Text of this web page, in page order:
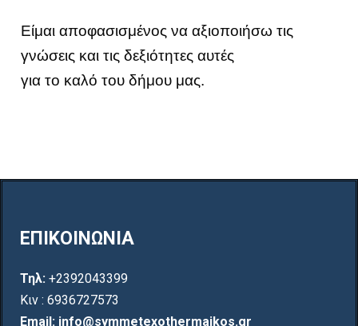
Είμαι αποφασισμένος να αξιοποιήσω τις
γνώσεις και τις δεξιότητες αυτές
για το καλό του δήμου μας.
ΕΠΙΚΟΙΝΩΝΙΑ
Τηλ: +2392043399
Κιν : 6936727573
Email: info@symmetexothermaikos.gr